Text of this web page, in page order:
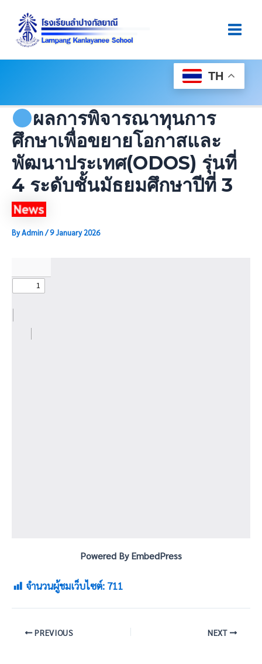
Content
TH
ผลการพิจารณาทุนการ
ศึกษาเพื่อขยายโอกาสและ
พัฒนาประเทศ(ODOS) รุ่นที่
4 ระดับชั้นมัธยมศึกษาปีที่ 3
ByAdmin/9 January 2026
Powered By EmbedPress
จำนวนผู้ชมเว็บไซต์: 711
Navigation
PREVIOUS NEXT